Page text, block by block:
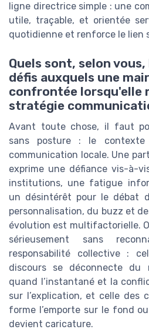
ligne directrice simple : une
utile, traçable, et orientée
quotidienne et renforce le lien
Quels sont, selon
défis auxquels une
confrontée lorsqu'elle
stratégie
Avant toute chose, il faut
sans posture : le
communication locale. Une
exprime une défiance vis-à-
institutions, une fatigue
un désintérêt pour le débat
personnalisation, du buzz et
évolution est multifactorielle.
sérieusement sans
responsabilité collective :
discours se déconnecte du
quand l’instantané et la
sur l’explication, et celle des
forme l’emporte sur le fond
devient caricature.